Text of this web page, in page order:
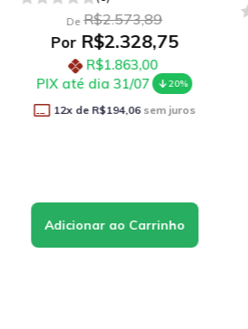
R$2.573,89
PorR$2.328,75
R$1.863,00
PIX até dia 31/07
20%
12 x de R$194,06sem juros